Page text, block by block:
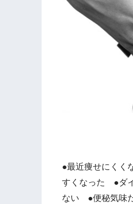
●最近痩せにく
すくなった ●ダ
ない ●便秘気味